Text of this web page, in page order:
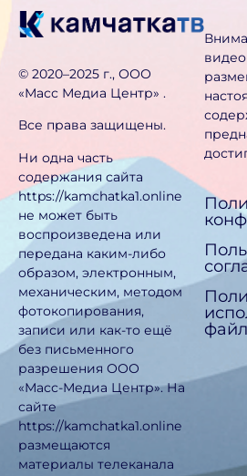
©️ 2020–2025 г., ООО
«Масс Медиа Центр» .
Все права защищены.
Ни одна часть
содержания сайта
https://kamchatka1.online
не может быть
воспроизведена или
передана каким-либо
образом, электронным,
механическим, методом
фотокопирования,
записи или как-то ещё
без письменного
разрешения ООО
«Масс-Медиа Центр». На
сайте
https://kamchatka1.online
размещаются
материалы телеканала